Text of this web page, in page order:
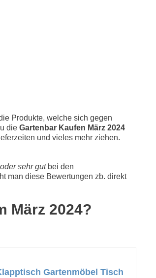
Produkte, welche sich gegen
die Gartenbar Kaufen März 2024
und vieles mehr ziehen.
sehr gutbei den
man diese Bewertungen zb. direkt
März 2024?
Gartenmöbel Tisch